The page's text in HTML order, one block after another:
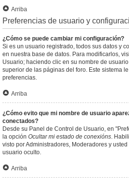
Arriba
Preferencias de usuario y
¿Cómo se puede cambiar mi configuración?
Si es un usuario registrado, todos sus datos y
en nuestra base de datos. Para modificarlos,
Usuario; haciendo clic en su nombre de
superior de las páginas del foro. Este sistema
preferencias.
Arriba
¿Cómo evito que mi nombre de usuario
conectados?
Desde su Panel de Control de Usuario, en
la opción Ocultar mi estado de conexións.
visto por Administradores, Moderadores y
usuario oculto.
Arriba